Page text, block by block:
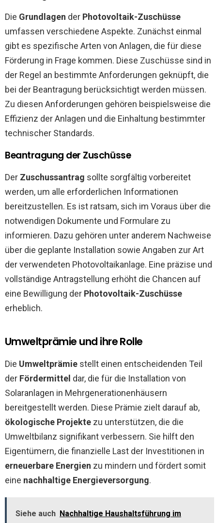
Die Grundlagen der Photovoltaik-Zuschüsse
umfassen verschiedene Aspekte. Zunächst einmal
gibt es spezifische Arten von Anlagen, die für diese
Förderung in Frage kommen. Diese Zuschüsse sind in
der Regel an bestimmte Anforderungen geknüpft, die
bei der Beantragung berücksichtigt werden müssen.
Zu diesen Anforderungen gehören beispielsweise die
Effizienz der Anlagen und die Einhaltung bestimmter
technischer Standards.
Beantragung der Zuschüsse
Der Zuschussantrag sollte sorgfältig vorbereitet
werden, um alle erforderlichen Informationen
bereitzustellen. Es ist ratsam, sich im Voraus über die
notwendigen Dokumente und Formulare zu
informieren. Dazu gehören unter anderem Nachweise
über die geplante Installation sowie Angaben zur Art
der verwendeten Photovoltaikanlage. Eine präzise und
vollständige Antragstellung erhöht die Chancen auf
eine Bewilligung der Photovoltaik-Zuschüsse
erheblich.
Umweltprämie und ihre Rolle
Die Umweltprämie stellt einen entscheidenden Teil
der Fördermittel dar, die für die Installation von
Solaranlagen in Mehrgenerationenhäusern
bereitgestellt werden. Diese Prämie zielt darauf ab,
ökologische Projekte zu unterstützen, die die
Umweltbilanz signifikant verbessern. Sie hilft den
Eigentümern, die finanzielle Last der Investitionen in
erneuerbare Energien zu mindern und fördert somit
eine nachhaltige Energieversorgung.
Siehe auch Nachhaltige Haushaltsführung im